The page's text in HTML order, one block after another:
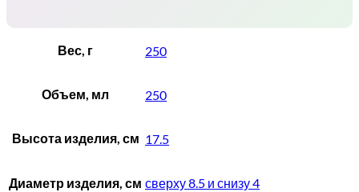
Вес, г 250
Объем, мл 250
Высота изделия, см 17.5
Диаметр изделия, см сверху 8.5 и снизу 4